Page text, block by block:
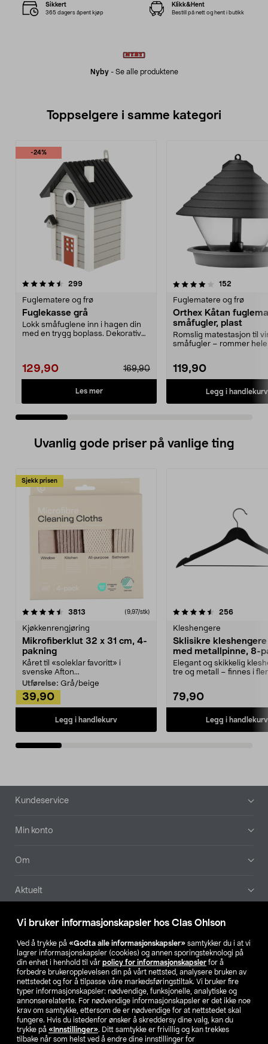
Vi bruker informasjonskapsler hos Clas Ohlson
Ved å trykke på «Godta alle informasjonskapsler» samtykker du i at vi
lagrer informasjonskapsler (cookies) og annen sporingsteknologi på
din enhet i henhold til vår policy for informasjonskapsler for å
forbedre brukeropplevelsen din på vårt nettsted, analysere bruken av
nettstedet og for å tilpasse våre markedsføringstiltak. Vi bruker fire
typer informasjonskapsler: nødvendige, funksjonelle, analytiske og
annonserelaterte. For nødvendige informasjonskapsler er det ikke noe
krav om samtykke, ettersom de er nødvendige for at nettstedet skal
fungere. Hvis du istedenfor ønsker å skreddersy dine valg, kan du
trykke på «Innstillinger». Ditt samtykke er frivillig og kan trekkes
tilbake når som helst ved å endre dine innstillinger for
Nyby- Se alle produktene
Sikkert
365 dagers åpent kjøp
Klikk&Hent
Bestill på nett og hent i butikk
Toppselgere i samme kategori
-24%
299anmeldelser
Fuglematere og frø
Fuglekasse grå
Lokk småfuglene inn i hagen din
med en trygg boplass. Dekorativ
129,90 169,90
Les mer
4.0 av 5 stjerner 152
Fuglematere og frø
Orthex Kåtan
småfugler, plast
Romslig matestasjon til
småfugler – rommer
119,90
Legg i handlekurv
5.0 av 5 stjerner
Uvanlig gode priser på vanlige ting
Sjekk prisen
3813 anmeldelser(9,97/stk)
Kjøkkenrengjøring
Mikrofiberklut 32 x 31 cm, 4-
pakning
Kåret til «soleklar favoritt» i
svenske Afton...
Utførelse: Grå/beige
39,90
Legg i handlekurv
4.5av 5 stjerner 256
Kleshengere
Sklisikre
med metallpinne, 8-
Elegant og skikkelig
tre og metall – finnes i
79,90
Legg i handlekurv
4.5av 5 stjerner
Bunntekst
Kundeservice
Min konto
Om
Aktuelt
Våre selskaper
Finn din butikk
SE NO FI